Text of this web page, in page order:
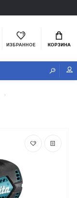
ИЗБРАННОЕ КОРЗИНА